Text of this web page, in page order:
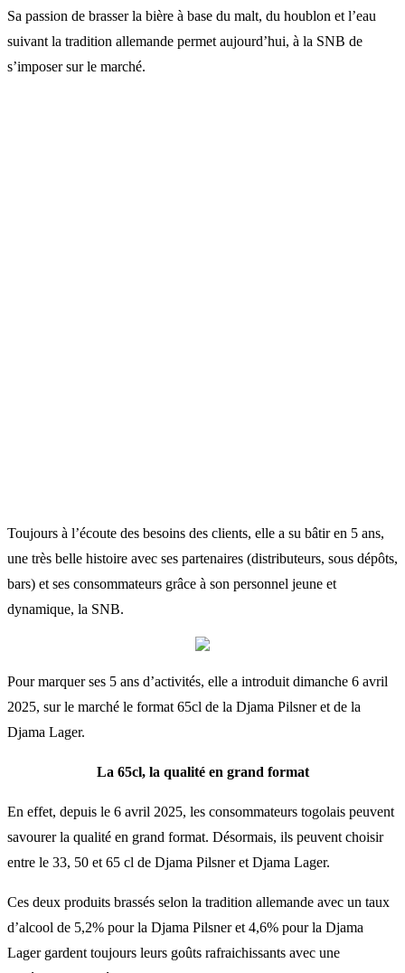
Sa passion de brasser la bière à base du malt, du houblon et l’eau
suivant la tradition allemande permet aujourd’hui, à la SNB de
s’imposer sur le marché.
Toujours à l’écoute des besoins des clients, elle a su bâtir en 5 ans,
une très belle histoire avec ses partenaires (distributeurs, sous dépôts,
bars) et ses consommateurs grâce à son personnel jeune et
dynamique, la SNB.
Pour marquer ses 5 ans d’activités, elle a introduit dimanche 6 avril
2025, sur le marché le format 65cl de la Djama Pilsner et de la
Djama Lager.
La 65cl, la qualité en grand format
En effet, depuis le 6 avril 2025, les consommateurs togolais peuvent
savourer la qualité en grand format. Désormais, ils peuvent choisir
entre le 33, 50 et 65 cl de Djama Pilsner et Djama Lager.
Ces deux produits brassés selon la tradition allemande avec un taux
d’alcool de 5,2% pour la Djama Pilsner et 4,6% pour la Djama
Lager gardent toujours leurs goûts rafraichissants avec une